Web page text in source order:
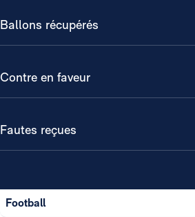
Ballons récupérés
Contre en faveur
Fautes reçues
Football